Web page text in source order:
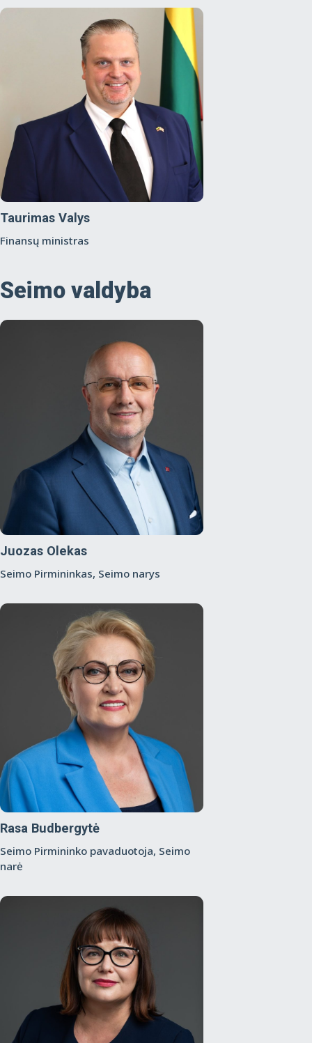
Taurimas Valys
Finansų ministras
Seimo valdyba
Juozas Olekas
Seimo Pirmininkas, Seimo narys
Rasa Budbergytė
Seimo Pirmininko pavaduotoja, Seimo
narė